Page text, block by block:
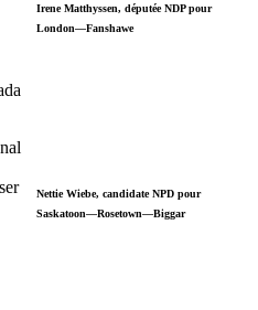
Irene Matthyssen, députée NDP pour
London—Fanshawe
Nettie Wiebe, candidate NPD pour
Saskatoon—Rosetown—Biggar